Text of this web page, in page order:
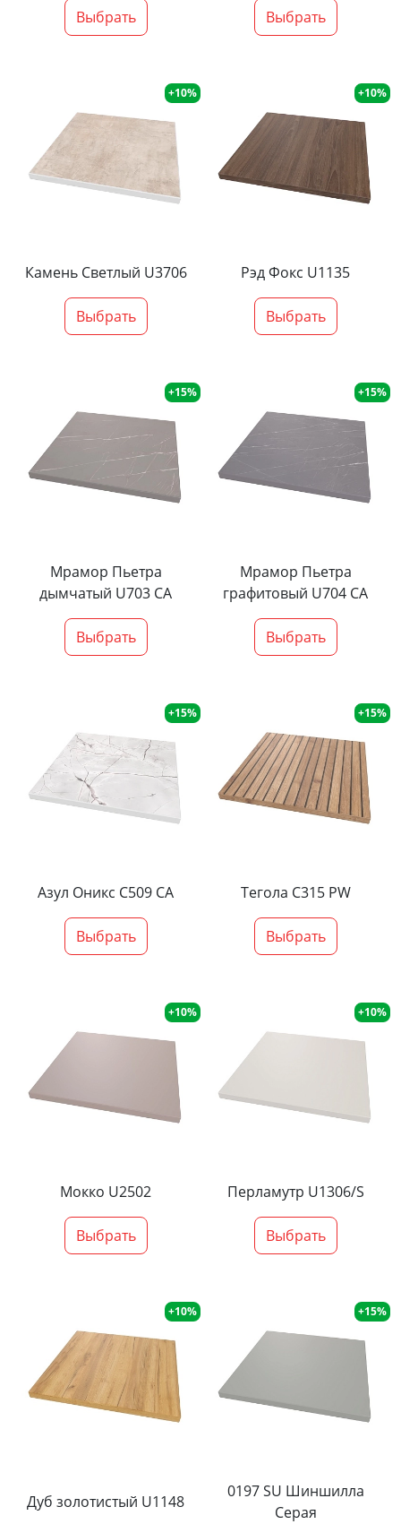
Выбрать Выбрать
+10%
Камень Светлый U3706
Выбрать
+10%
Рэд Фокс U1135
Выбрать
+15%
Мрамор Пьетра
дымчатый U703 CA
Выбрать
+15%
Мрамор Пьетра
графитовый U704 CA
Выбрать
+15%
Азул Оникс С509 СА
Выбрать
+15%
Тегола С315 PW
Выбрать
+10%
Мокко U2502
Выбрать
+10%
Перламутр U1306/S
Выбрать
+10%
Дуб золотистый U1148
+15%
0197 SU Шиншилла
Серая